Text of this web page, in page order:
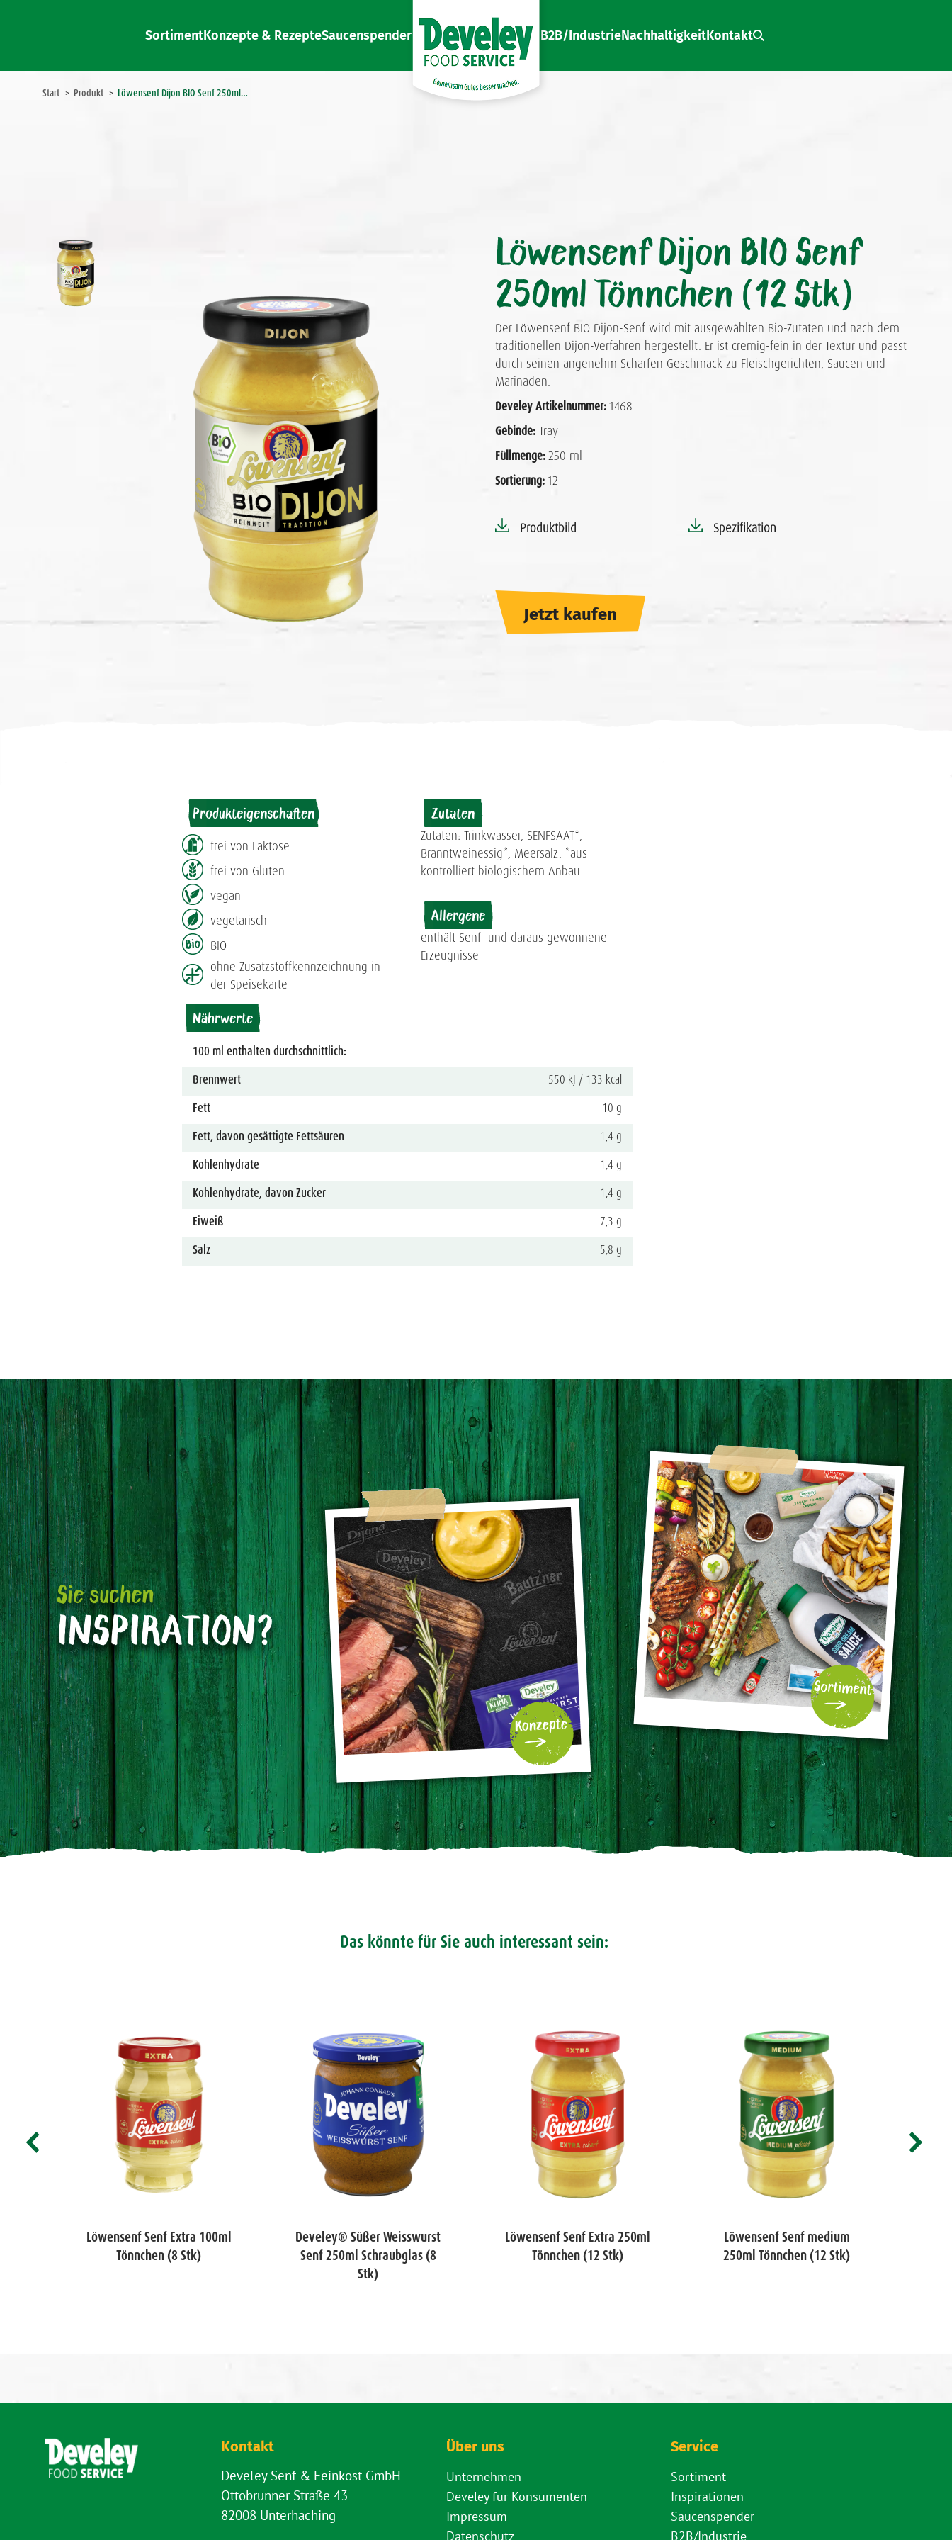
Develey Food Service
Gemeinsam Gutes besser machen
SortimentKonzepte & RezepteSaucenspender B2B/IndustrieNachhaltigkeitKontaktSearch:
Start Produkt Löwensenf Dijon BIO Senf 250ml…
Löwensenf Dijon BIO Senf
250ml Tönnchen (12 Stk)
Der Löwensenf BIO Dijon-Senf wird mit ausgewählten Bio-Zutaten und nach dem
traditionellen Dijon-Verfahren hergestellt. Er ist cremig-fein in der Textur und passt
durch seinen angenehm Scharfen Geschmack zu Fleischgerichten, Saucen und
Marinaden.
Develey Artikelnummer:1468
Gebinde: Tray
Füllmenge:250 ml
Sortierung:12
Produktbild Spezifikation
Jetzt kaufen
Produkteigenschaften
frei von Laktose
frei von Gluten
vegan
vegetarisch
BIO
ohne Zusatzstoff­kennzeichnung in
der Speisekarte
Zutaten
Zutaten: Trinkwasser, SENFSAAT*,
Branntweinessig*, Meersalz. *aus
kontrolliert biologischem Anbau
Allergene
enthält Senf- und daraus gewonnene
Erzeugnisse
Nährwerte
100 ml enthalten durchschnittlich:
Brennwert
550 kJ / 133 kcal
Fett
10 g
Fett, davon gesättigte Fettsäuren
1,4 g
Kohlenhydrate
1,4 g
Kohlenhydrate, davon Zucker
1,4 g
Eiweiß
7,3 g
Salz
5,8 g
Sie suchen
INSPIRATION?
Konzepte
Sortiment
Das könnte für Sie auch interessant sein:
Löwensenf Senf Extra 100ml
Tönnchen (8 Stk)
Develey® Süßer Weisswurst
Senf 250ml Schraubglas (8
Stk)
Löwensenf Senf Extra 250ml
Tönnchen (12 Stk)
Löwensenf Senf medium
250ml Tönnchen (12 Stk)
Kontakt
Develey Senf & Feinkost GmbH
Ottobrunner Straße 43
82008 Unterhaching
Über uns
Unternehmen
Develey für Konsumenten
Impressum
Datenschutz
Service
Sortiment
Inspirationen
Saucenspender
B2B/Industrie